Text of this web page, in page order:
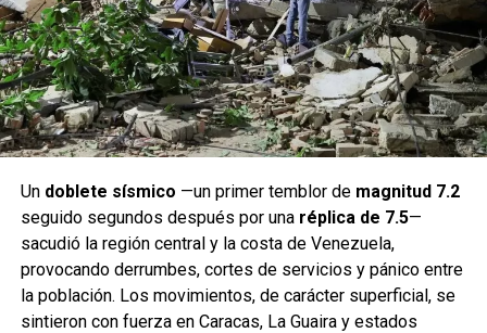
Un doblete sísmico —un primer temblor de magnitud 7.2
seguido segundos después por una réplica de 7.5—
sacudió la región central y la costa de Venezuela,
provocando derrumbes, cortes de servicios y pánico entre
la población. Los movimientos, de carácter superficial, se
sintieron con fuerza en Caracas, La Guaira y estados